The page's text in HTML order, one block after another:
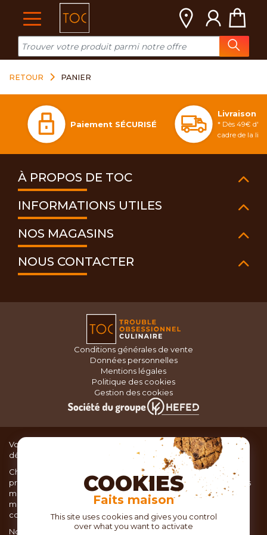
RETOUR PANIER
Paiement SÉCURISÉ
Livraison
* Dès 49€
cadre de la
À PROPOS DE TOC
INFORMATIONS UTILES
NOS MAGASINS
NOUS CONTACTER
Conditions générales de vente
Données personnelles
Mentions légales
Politique des cookies
Gestion des cookies
Vous recherchez du matériel de cuisine pour concocter de
délicieux plats ou des pâtisseries dignes d’un grand chef ?
Chez TOC, boutique d’ustensiles de cuisine, nous vous
proposons une large sélection de produits issus des meilleures
marques de matériel de cuisine: Ustensiles de pâtisserie,
matériel de cuisson, service de table, ustensiles de cuisine,
coutellerie, set picnic.
Nous vous réservons un accueil chaleureux au sein de nos 21
Cookies management panel
COOKIES
Faits maison
This site uses cookies and gives you control
over what you want to activate